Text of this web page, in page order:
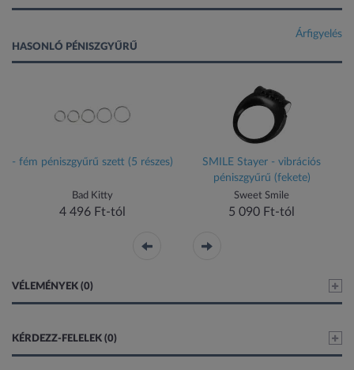
Árfigyelés
HASONLÓ PÉNISZGYŰRŰ
- fém péniszgyűrű szett (5 részes)
Bad Kitty
4 496 Ft-tól
SMILE Stayer - vibrációs
péniszgyűrű (fekete)
Sweet Smile
5 090 Ft-tól
VÉLEMÉNYEK (0)
KÉRDEZZ-FELELEK (0)